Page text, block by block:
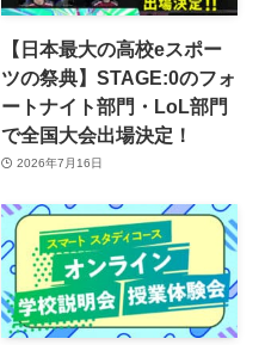
【日本最大の高校eスポー
ツの祭典】STAGE:0のフォ
ートナイト部門・LoL部門
で全国大会出場決定！
2026年7月16日